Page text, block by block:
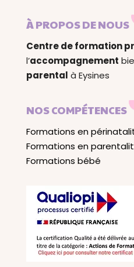
À PROPOS DE NOUS
Centre de formation
l’accompagnement
parental à Eysines
NOS COMPÉTENCES
Formations en
Formations en
Formations bébé